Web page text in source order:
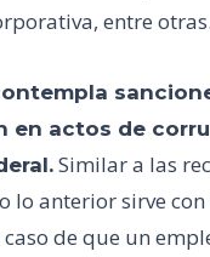
entre otras.
en actos de
Similar a las
lo anterior sirve
de que un